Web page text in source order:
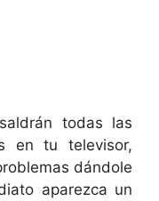
todas las
en tu televisor,
dándole
aparezca un